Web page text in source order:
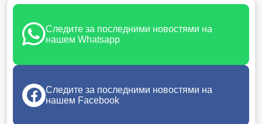
Следите за последними новостями на
нашем Whatsapp
Следите за последними новостями на
нашем Facebook